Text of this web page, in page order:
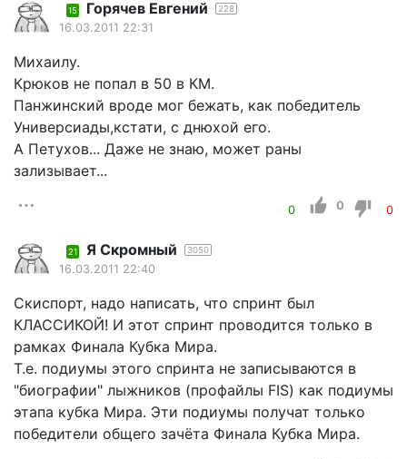
15 Горячев Евгений 228
16.03.2011 22:31
Михаилу.
Крюков не попал в 50 в КМ.
Панжинский вроде мог бежать, как победитель
Универсиады,кстати, с днюхой его.
А Петухов... Даже не знаю, может раны
зализывает...
0 0 0
21 Я Скромный 3050
16.03.2011 22:40
Скиспорт, надо написать, что спринт был
КЛАССИКОЙ! И этот спринт проводится только в
рамках Финала Кубка Мира.
Т.е. подиумы этого спринта не записываются в
"биографии" лыжников (профайлы FIS) как подиумы
этапа кубка Мира. Эти подиумы получат только
победители общего зачёта Финала Кубка Мира.